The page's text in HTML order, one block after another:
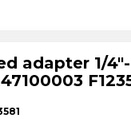
adapter 1/